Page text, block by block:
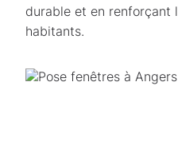
durable et en renforçant
habitants.